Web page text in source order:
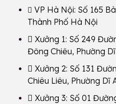
VP Hà Nội: Số 165
Thành Phố Hà Nội
Xưởng 1: Số 249
Đông Chiêu, Phường
Xưởng 2: Số 131
Chiêu Liêu, Phường Dĩ
Xưởng 3: Số 01